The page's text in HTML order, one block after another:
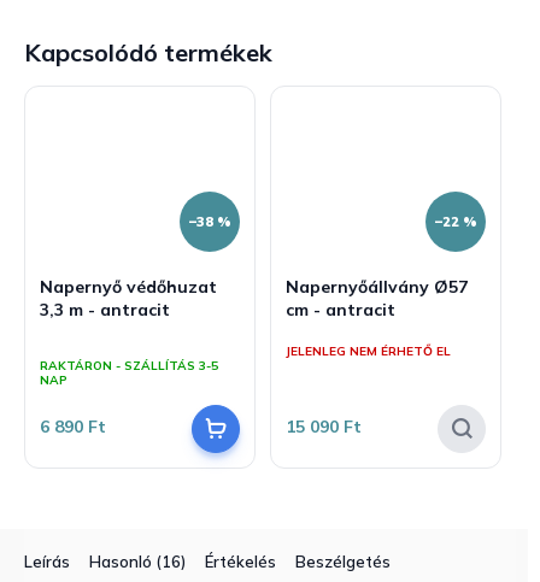
Kapcsolódó termékek
–38 %
Napernyő védőhuzat
3,3 m - antracit
termék
átlagos
5-
ből
RAKTÁRON - SZÁLLÍTÁS 3-5
NAP
6 890 Ft
–22 %
Napernyőállvány Ø57
cm - antracit
JELENLEG NEM ÉRHETŐ EL
15 090 Ft
Leírás Hasonló (16) Értékelés Beszélgetés